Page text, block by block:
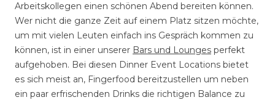
Arbeitskollegen einen schönen Abend bereiten können.
Wer nicht die ganze Zeit auf einem Platz sitzen möchte,
um mit vielen Leuten einfach ins Gespräch kommen zu
können, ist in einer unserer Bars und Lounges perfekt
aufgehoben. Bei diesen Dinner Event Locations bietet
es sich meist an, Fingerfood bereitzustellen um neben
ein paar erfrischenden Drinks die richtigen Balance zu